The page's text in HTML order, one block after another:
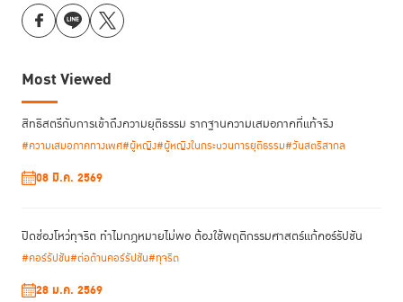
Most Viewed
สิทธิสตรีกับการเข้าถึงความยุติธรรม รากฐานความเสมอภาคที่แท้จริง
#ความเสมอภาคทางเพศ#ผู้หญิง#ผู้หญิงในกระบวนการยุติธรรม#วันสตรีสากล
08 มี.ค. 2569
ปิดช่องโหว่ทุจริต ทำไมกฎหมายไม่พอ ต้องใช้พฤติกรรมศาสตร์แก้คอร์รัปชัน
#คอร์รัปชัน#ต่อต้านคอร์รัปชัน#ทุจริต
28 ม.ค. 2569